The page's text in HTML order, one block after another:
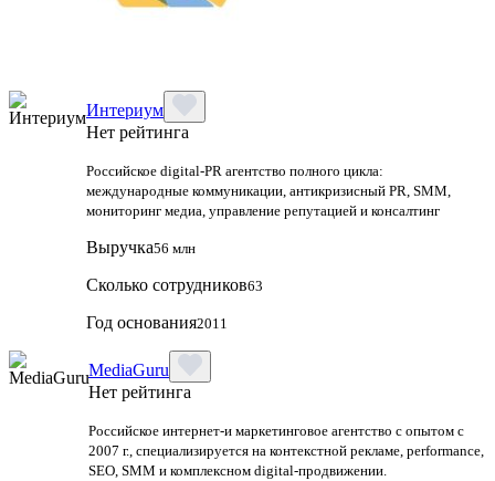
Интериум
Нет рейтинга
Российское digital-PR агентство полного цикла:
международные коммуникации, антикризисный PR, SMM,
мониторинг медиа, управление репутацией и консалтинг
Выручка56 млн
Сколько сотрудников63
Год основания2011
MediaGuru
Нет рейтинга
Российское интернет-и маркетинговое агентство с опытом с
2007 г., специализируется на контекстной рекламе, performance,
SEO, SMM и комплексном digital-продвижении.